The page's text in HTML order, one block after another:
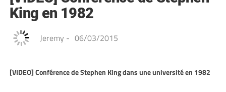
King en 1982
Jeremy - 06/03/2015
[VIDEO] Conférence de Stephen King dans une université en 1982